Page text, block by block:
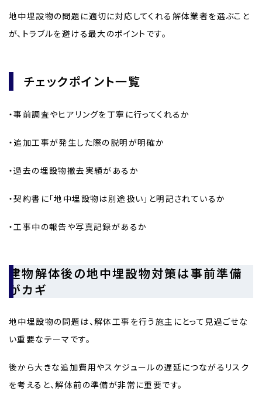
地中埋設物の問題に適切に対応してくれる解体業者を選ぶこと
が、トラブルを避ける最大のポイントです。
チェックポイント一覧
・事前調査やヒアリングを丁寧に行ってくれるか
・追加工事が発生した際の説明が明確か
・過去の埋設物撤去実績があるか
・契約書に「地中埋設物は別途扱い」と明記されているか
・工事中の報告や写真記録があるか
建物解体後の地中埋設物対策は事前準備
がカギ
地中埋設物の問題は、解体工事を行う施主にとって見過ごせな
い重要なテーマです。
後から大きな追加費用やスケジュールの遅延につながるリスク
を考えると、解体前の準備が非常に重要です。